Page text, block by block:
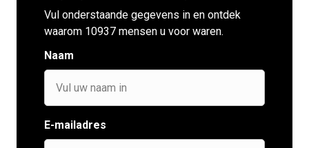
Vul onderstaande gegevens in en ontdek
waarom 10937 mensen u voor waren.
Naam
E-mailadres